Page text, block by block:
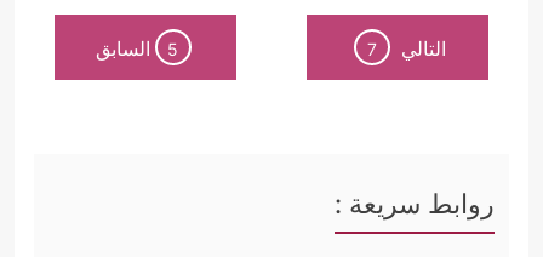
التالي 7
5 السابق
روابط سريعة :